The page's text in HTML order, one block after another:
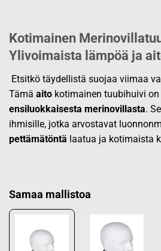
Kotimainen
Ylivoimaista lämpöä ja
Etsitkö täydellistä suojaa viimaa
Tämä aito kotimainen tuubihuivi
ensiluokkaisesta merinovillasta.
ihmisille, jotka arvostavat
pettämätöntä laatua ja kotimaista
Samaa mallistoa